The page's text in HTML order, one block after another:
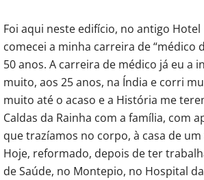
Foi aqui neste edifício, no antigo Hotel
comecei a minha carreira de “médico
50 anos. A carreira de médico já eu a
muito, aos 25 anos, na Índia e corri
muito até o acaso e a História me
Caldas da Rainha com a família, com
que trazíamos no corpo, à casa de
Hoje, reformado, depois de ter
de Saúde, no Montepio, no Hospital